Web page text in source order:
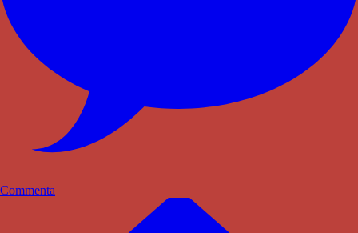
Commenta